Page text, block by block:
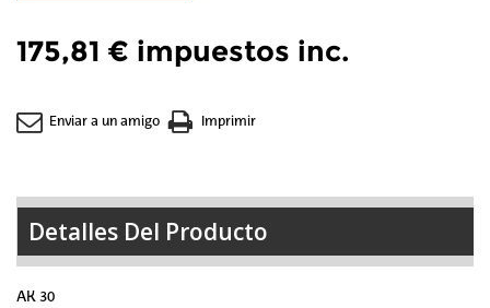
175,81 € impuestos inc.
Enviar a un amigo Imprimir
Detalles Del Producto
AK 30